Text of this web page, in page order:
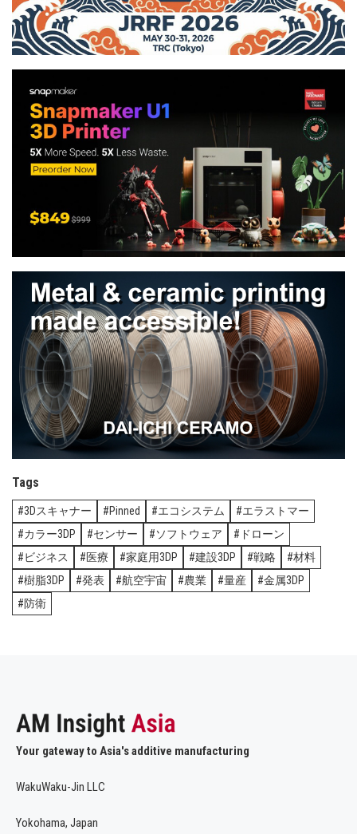
Tags
3Dスキャナー Pinned エコシステム
エラストマー
カラー3DP
センサー ソフトウェア
ドローン
ビジネス
医療 家庭用3DP 建設3DP 戦略
材料
樹脂3DP
発表 航空宇宙 農業 量産
金属3DP
防衛
Your gateway to Asia's additive manufacturing
WakuWaku-Jin LLC
Yokohama, Japan